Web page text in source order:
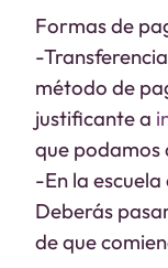
Formas de
-
método de
justificante a
que
-En la
Deberás
de que